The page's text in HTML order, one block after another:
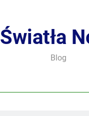
Światła
Blog